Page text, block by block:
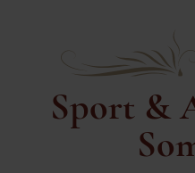
Sport &